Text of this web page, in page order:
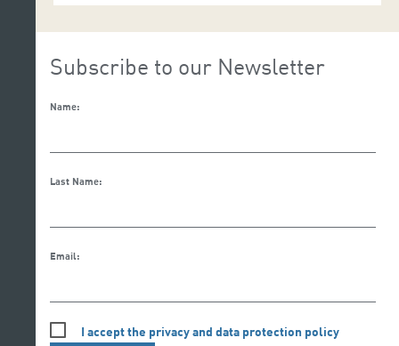
Subscribe to our Newsletter
Name:
Last Name:
Email:
I accept the privacy and data protection policy